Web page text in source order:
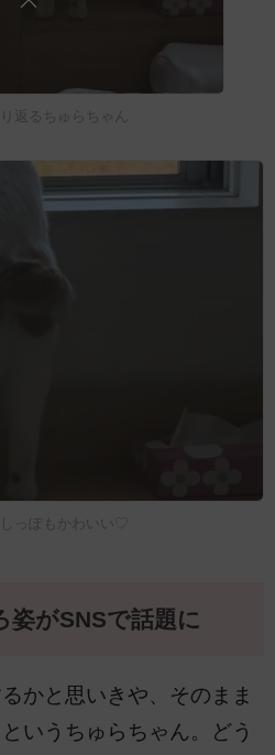
返るちゅらちゃん
しっぽもかわいい♡
姿がSNSで話題に
かと思いきや、そのまま
いうちゅらちゃん。どう